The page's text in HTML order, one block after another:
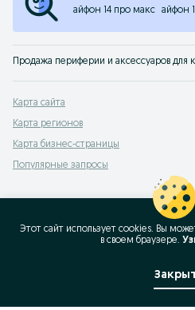
айфон 14 про макс айфон
Карта сайта
Карта регионов
Карта бизнес-страницы
Популярные запросы
Этот сайт использует cookies. Вы
в своeм браузере.